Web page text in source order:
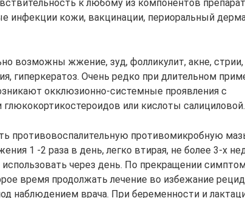
к любому из компонентов
инфекции кожи, вакцинации, периоральный
возможны жжение, зуд, фолликулит, акне, стрии,
гиперкератоз. Очень редко при длительном
окклюзионно-системные проявления с
или кислоты салициловой.
противовоспалительную противомикробную
1 -2 раза в день, легко втирая, не более 3-х
через день. По прекращении
время продолжать лечение во избежание
наблюдением врача. При беременности и